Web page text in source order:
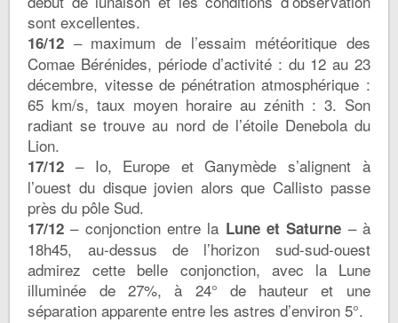
sont excellentes.
16/12 – maximum de l’essaim météoritique des
Comae Bérénides, période d’activité : du 12 au 23
décembre, vitesse de pénétration atmosphérique :
65 km/s, taux moyen horaire au zénith : 3. Son
radiant se trouve au nord de l’étoile Denebola du
Lion.
17/12 – Io, Europe et Ganymède s’alignent à
l’ouest du disque jovien alors que Callisto passe
près du pôle Sud.
17/12 – conjonction entre la Lune et Saturne – à
18h45, au-dessus de l’horizon sud-sud-ouest
admirez cette belle conjonction, avec la Lune
illuminée de 27%, à 24° de hauteur et une
séparation apparente entre les astres d’environ 5°.